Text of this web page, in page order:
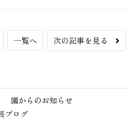
一覧へ 次の記事を見る
園からのお知らせ
ブログ